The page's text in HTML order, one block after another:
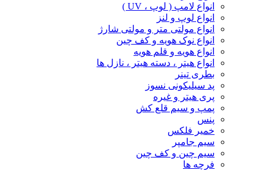
انواع لامپ ( لوپ ، UV )
انواع لوپ و لنز
انواع مولتی متر و مولتی شارژ
انواع نوک هویه و کف چین
انواع هویه و قلم هویه
انواع هیتر ، دسته هیتر ، نازل ها
بطری تینر
پد سیلیکونی نسوز
پری هیتر و غیره
پمپ و سیم قلع کش
پنس
خمیر فلکس
سیم جامپر
سیم چین و کف چین
فرچه ها